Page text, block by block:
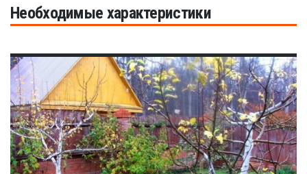
Необходимые характеристики